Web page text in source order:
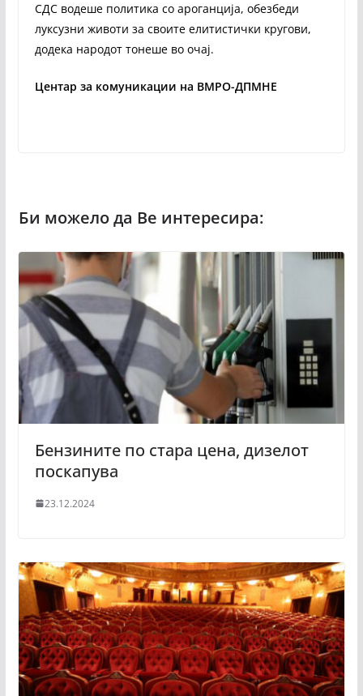
СДС водеше политика со ароганција, обезбеди
луксузни животи за своите елитистички кругови,
додека народот тонеше во очај.
Центар за комуникации на ВМРО-ДПМНЕ
Бензините по стара цена, дизелот
поскапува
23.12.2024